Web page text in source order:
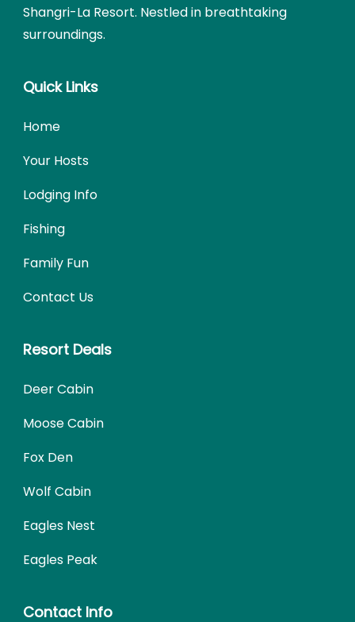
Shangri-La Resort. Nestled in breathtaking
surroundings.
Quick Links
Home
Your Hosts
Lodging Info
Fishing
Family Fun
Contact Us
Resort Deals
Deer Cabin
Moose Cabin
Fox Den
Wolf Cabin
Eagles Nest
Eagles Peak
Contact Info